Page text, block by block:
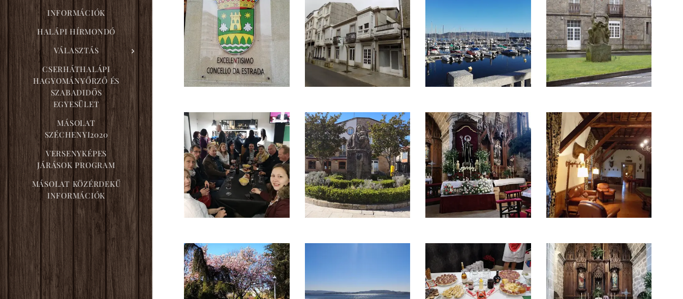
INFORMÁCIÓK
HALÁPI HÍRMONDÓ
VÁLASZTÁS
CSERHÁTHALÁPI
HAGYOMÁNYŐRZŐ ÉS
SZABADIDŐS
EGYESÜLET
MÁSOLAT
SZÉCHENYI2020
VERSENYKÉPES
JÁRÁSOK PROGRAM
MÁSOLAT KÖZÉRDEKŰ
INFORMÁCIÓK